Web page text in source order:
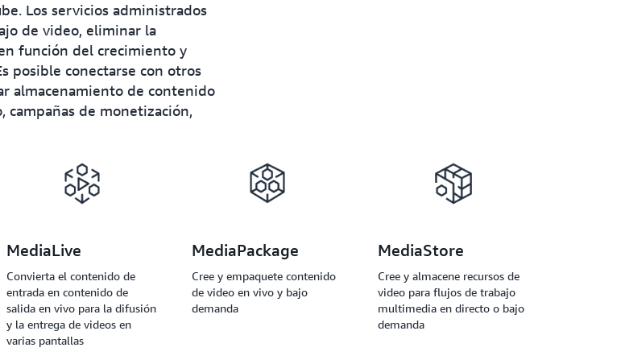
Los servicios administrados
de video, eliminar la
función del crecimiento y
posible conectarse con otros
almacenamiento de contenido
de monetización,
MediaLive
Convierta el contenido de
entrada en contenido de
salida en vivo para la difusión
y la entrega de videos en
varias pantallas
MediaPackage
Cree y empaquete contenido
de video en vivo y bajo
demanda
MediaStore
Cree y almacene recursos de
video para flujos de trabajo
multimedia en directo o bajo
demanda